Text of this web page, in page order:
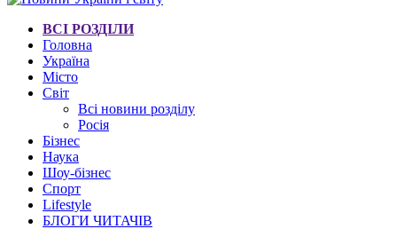
ВСІ РОЗДІЛИ
Головна
Україна
Місто
Світ
Всі новини розділу
Росія
Бізнес
Наука
Шоу-бізнес
Спорт
Lifestyle
БЛОГИ ЧИТАЧІВ